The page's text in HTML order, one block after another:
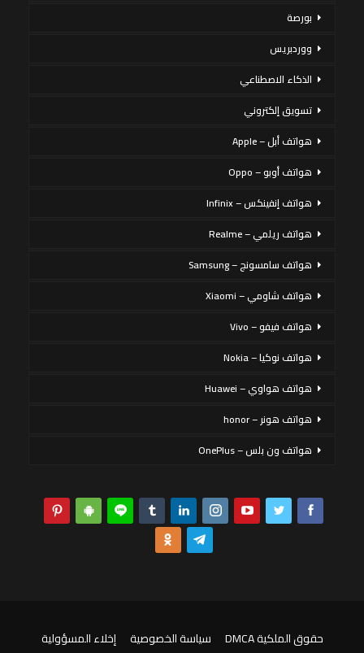
بورصة
ووردبريس
الذكاء الاصطناعي
تسويق إلكتروني
هواتف أبل – Apple
هواتف أوبو – Oppo
هواتف إنفينكس – Infinix
هواتف ريلمي – Realme
هواتف سامسونج – Samsung
هواتف شاومي – Xiaomi
هواتف فيفو – Vivo
هواتف نوكيا – Nokia
هواتف هواوي – Huawei
هواتف هونر – honor
هواتف ون بلس – OnePlus
حقوق الملكية DMCA سياسة الخصوصية
إخلاء المسؤولية